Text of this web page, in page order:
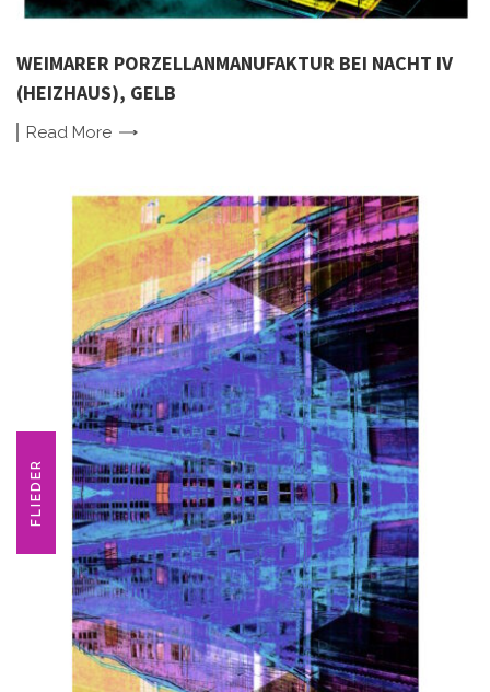
WEIMARER PORZELLANMANUFAKTUR BEI NACHT IV
(HEIZHAUS), GELB
Read More
FLIEDER